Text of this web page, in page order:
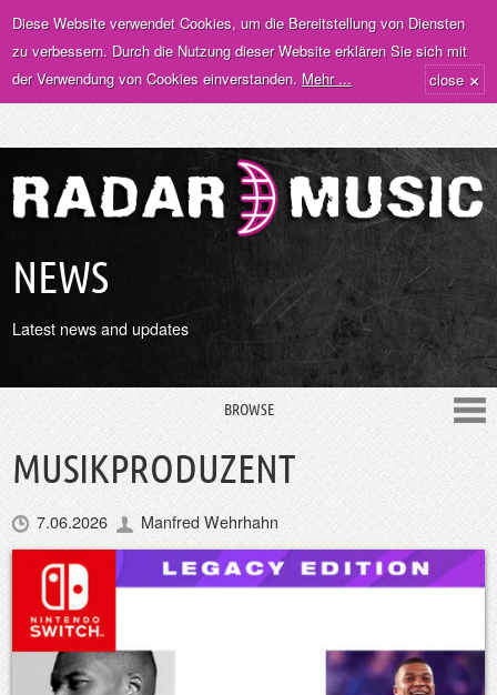
Diese Website verwendet Cookies, um die Bereitstellung von Diensten
zu verbessern. Durch die Nutzung dieser Website erklären Sie sich mit
der Verwendung von Cookies einverstanden. Mehr ... close ×
NEWS
Latest news and updates
BROWSE
MUSIKPRODUZENT
7.06.2026 Manfred Wehrhahn